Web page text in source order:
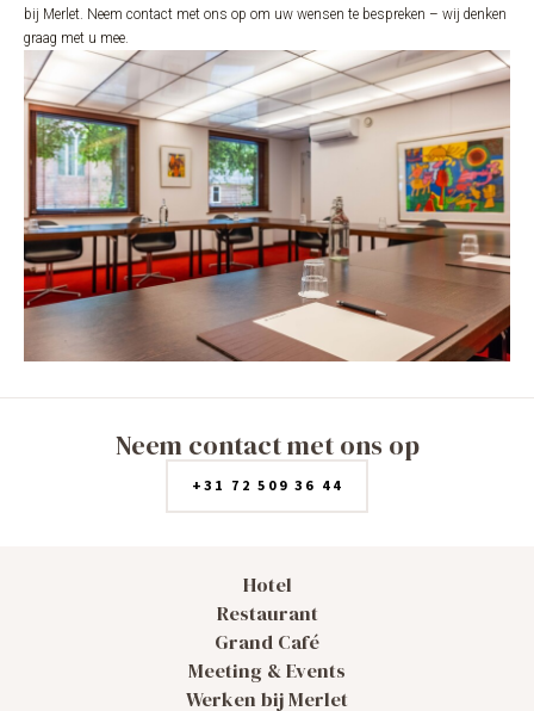
bij Merlet. Neem contact met ons op om uw wensen te bespreken – wij denken
graag met u mee.
Neem contact met ons op
+31 72 509 36 44
Hotel
Restaurant
Grand Café
Meeting & Events
Werken bij Merlet